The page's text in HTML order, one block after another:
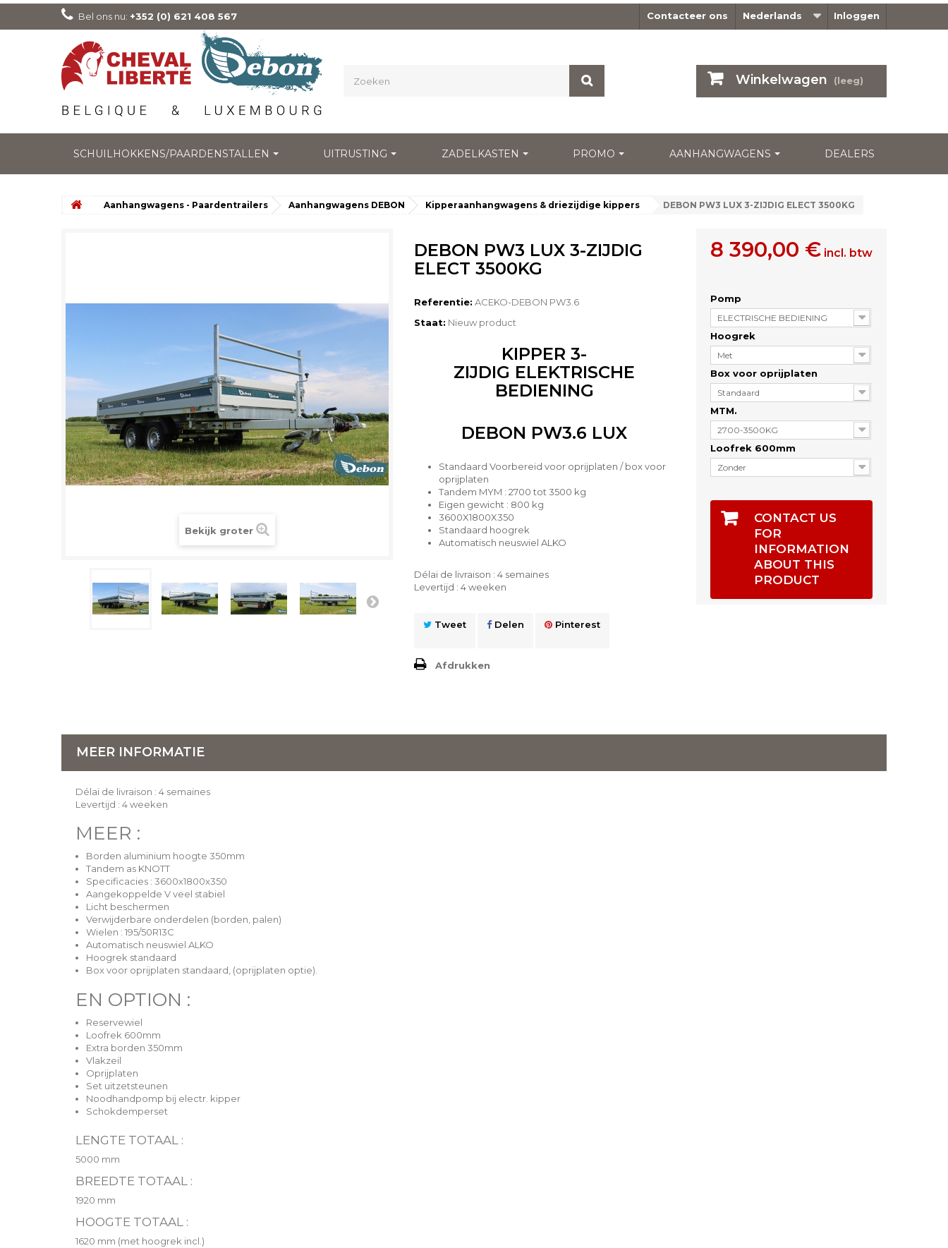
Inloggen
Nederlands
Contacteer ons
Bel ons nu: +352 (0) 621 408 567
Winkelwagen (leeg)
SCHUILHOKKENS/PAARDENSTALLEN UITRUSTING ZADELKASTEN PROMO AANHANGWAGENS DEALERS
Aanhangwagens - Paardentrailers Aanhangwagens DEBON Kipperaanhangwagens & driezijdige kippers DEBON PW3 LUX 3-ZIJDIG ELECT 3500KG
Bekijk groter
DEBON PW3 LUX 3-ZIJDIG
ELECT 3500KG
Referentie: ACEKO-DEBON PW3.6
Staat: Nieuw product
KIPPER 3-
ZIJDIG ELEKTRISCHE
BEDIENING
DEBON PW3.6 LUX
Standaard Voorbereid voor oprijplaten / box voor
oprijplaten
Tandem MYM : 2700 tot 3500 kg
Eigen gewicht : 800 kg
3600X1800X350
Standaard hoogrek
Automatisch neuswiel ALKO
Délai de livraison : 4 semaines
Levertijd : 4 weeken
Tweet Delen Pinterest
Afdrukken
8 390,00 €incl. btw
Pomp
ELECTRISCHE BEDIENING
Hoogrek
Met
Box voor oprijplaten
Standaard
MTM.
2700-3500KG
Loofrek 600mm
Zonder
CONTACT US
FOR
INFORMATION
ABOUT THIS
PRODUCT
MEER INFORMATIE
Délai de livraison : 4 semaines
Levertijd : 4 weeken
MEER :
Borden aluminium hoogte 350mm
Tandem as KNOTT
Specificacies : 3600x1800x350
Aangekoppelde V veel stabiel
Licht beschermen
Verwijderbare onderdelen (borden, palen)
Wielen : 195/50R13C
Automatisch neuswiel ALKO
Hoogrek standaard
Box voor oprijplaten standaard, (oprijplaten optie).
EN OPTION :
Reservewiel
Loofrek 600mm
Extra borden 350mm
Vlakzeil
Oprijplaten
Set uitzetsteunen
Noodhandpomp bij electr. kipper
Schokdemperset
LENGTE TOTAAL :
5000 mm
BREEDTE TOTAAL :
1920 mm
HOOGTE TOTAAL :
1620 mm (met hoogrek incl.)